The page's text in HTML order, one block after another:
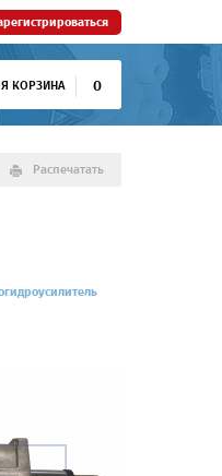
КОРЗИНА 0
Распечатать